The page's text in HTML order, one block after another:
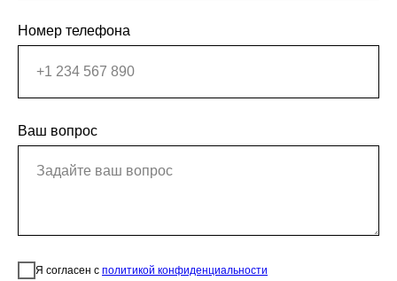
Номер телефона
Ваш вопрос
Я согласен с политикой конфиденциальности